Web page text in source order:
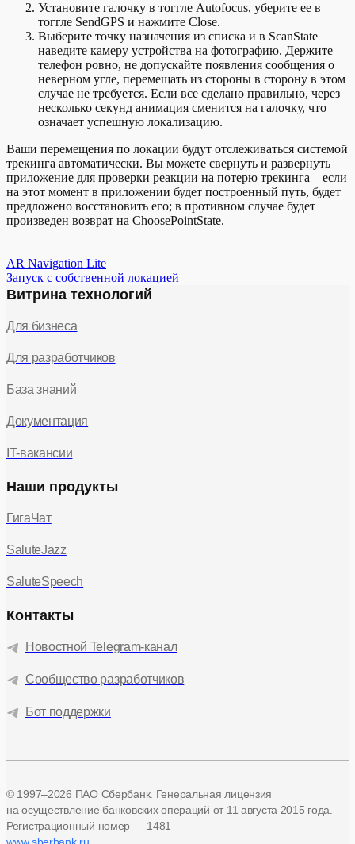
Установите галочку в тоггле Autofocus, уберите ее в
тоггле SendGPS и нажмите Close.
Выберите точку назначения из списка и в ScanState
наведите камеру устройства на фотографию. Держите
телефон ровно, не допускайте появления сообщения о
неверном угле, перемещать из стороны в сторону в этом
случае не требуется. Если все сделано правильно, через
несколько секунд анимация сменится на галочку, что
означает успешную локализацию.
Ваши перемещения по локации будут отслеживаться системой
трекинга автоматически. Вы можете свернуть и развернуть
приложение для проверки реакции на потерю трекинга – если
на этот момент в приложении будет построенный путь, будет
предложено восстановить его; в противном случае будет
произведен возврат на ChoosePointState.
AR Navigation Lite
Запуск с собственной локацией
Витрина технологий
Для бизнеса
Для разработчиков
База знаний
Документация
IT-вакансии
Наши продукты
ГигаЧат
SaluteJazz
SaluteSpeech
Контакты
Новостной Telegram-канал
Сообщество разработчиков
Бот поддержки
© 1997–2026 ПАО Сбербанк. Генеральная лицензия
на осуществление банковских операций от 11 августа 2015 года.
Регистрационный номер — 1481